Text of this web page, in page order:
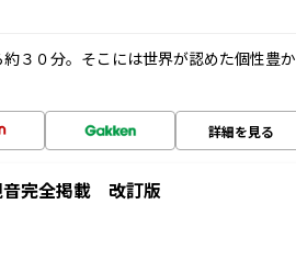
３０分。そこには世界が認めた個性豊か
詳細を見る
完全掲載 改訂版